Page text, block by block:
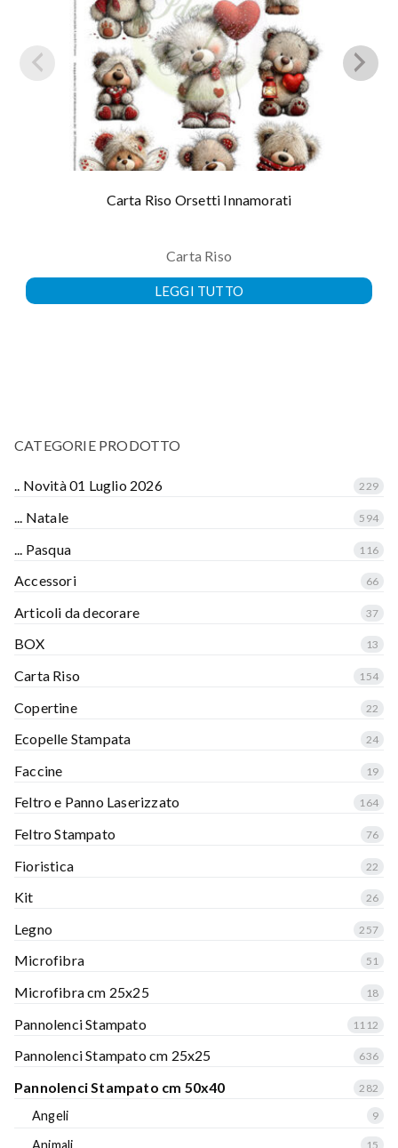
Carta Riso Orsetti Innamorati
Carta Riso
LEGGI TUTTO
CATEGORIE PRODOTTO
.. Novità 01 Luglio 2026 229
... Natale 594
... Pasqua 116
Accessori 66
Articoli da decorare 37
BOX 13
Carta Riso 154
Copertine 22
Ecopelle Stampata 24
Faccine 19
Feltro e Panno Laserizzato 164
Feltro Stampato 76
Fioristica 22
Kit 26
Legno 257
Microfibra 51
Microfibra cm 25x25 18
Pannolenci Stampato 1112
Pannolenci Stampato cm 25x25 636
Pannolenci Stampato cm 50x40 282
Angeli 9
Animali 15